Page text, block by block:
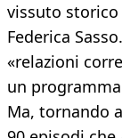
vissuto storico
Federica
«relazioni
un
Ma, tornando